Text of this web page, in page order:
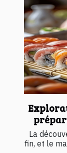
La
fin, et le